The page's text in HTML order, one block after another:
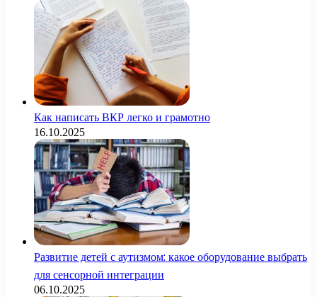
Как написать ВКР легко и грамотно
16.10.2025
Развитие детей с аутизмом: какое оборудование выбрать
для сенсорной интеграции
06.10.2025